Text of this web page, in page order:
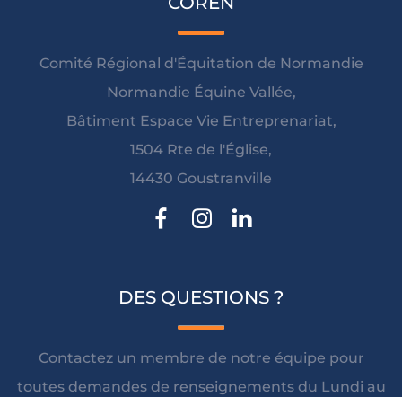
Comité Régional d'Équitation de Normandie
Normandie Équine Vallée,
Bâtiment Espace Vie Entreprenariat,
1504 Rte de l'Église,
14430 Goustranville
DES QUESTIONS ?
Contactez un membre de notre équipe pour
toutes demandes de renseignements du Lundi au